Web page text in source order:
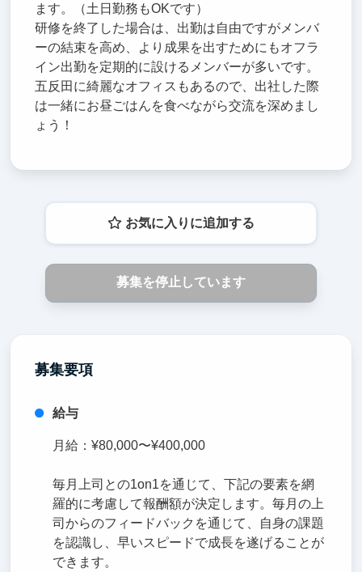
ます。（土日勤務もOKです）
研修を終了した場合は、出勤は自由ですがメンバ
ーの結束を高め、より成果を出すためにもオフラ
イン出勤を定期的に設けるメンバーが多いです。
五反田に綺麗なオフィスもあるので、出社した際
は一緒にお昼ごはんを食べながら交流を深めまし
ょう！
お気に入りに追加する
募集を停止しています
募集要項
給与
月給：¥80,000〜¥400,000
毎月上司との1on1を通じて、下記の要素を網
羅的に考慮して報酬額が決定します。毎月の上
司からのフィードバックを通じて、自身の課題
を認識し、早いスピードで成長を遂げることが
できます。